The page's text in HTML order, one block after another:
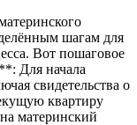
шагам для
Вот пошаговое
Для начала
свидетельства о
квартиру
материнский